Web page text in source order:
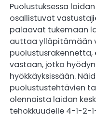
Puolustuksessa
osallistuvat
palaavat tukemaan
auttaa ylläpitämään
puolustusrakennetta,
vastaan, jotka
hyökkäyksissään.
puolustustehtävien
olennaista laidan
tehokkuudelle 4-1-2-